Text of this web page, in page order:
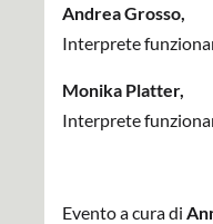
Andrea Grosso,
Interprete
Monika Platter,
Interprete
Evento a cura di